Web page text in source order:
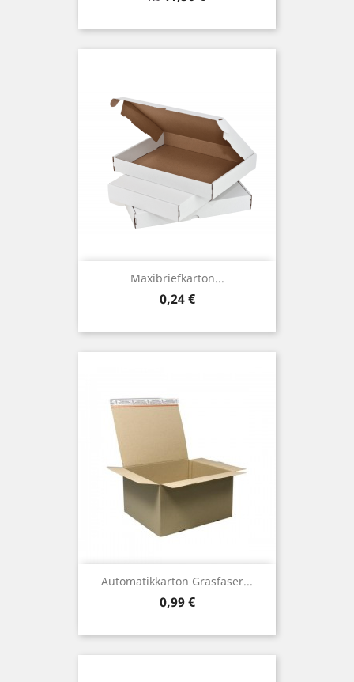
Maxibriefkarton...
Preis
0,24 €
Automatikkarton Grasfaser...
Preis
0,99 €